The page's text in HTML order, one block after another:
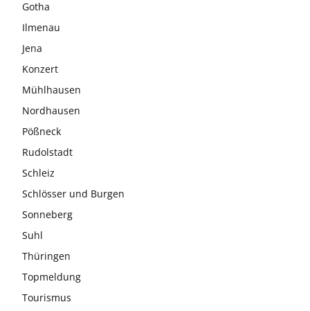
Gotha
Ilmenau
Jena
Konzert
Mühlhausen
Nordhausen
Pößneck
Rudolstadt
Schleiz
Schlösser und Burgen
Sonneberg
Suhl
Thüringen
Topmeldung
Tourismus